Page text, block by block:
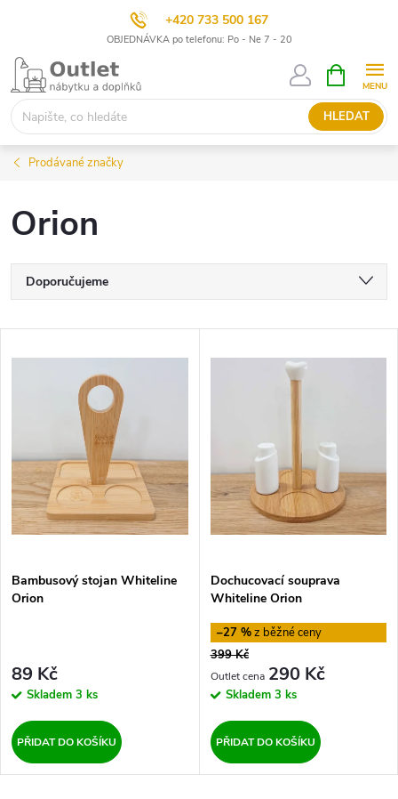
+420 733 500 167
OBJEDNÁVKA po telefonu: Po - Ne 7 - 20
Přejít
obsah
HLEDAT
NÁKUPNÍ
KOŠÍK
Prodávané značky
Orion
Ř
a
z
n
í
r
d
u
k
Doporučujeme
Nejprodávanější
V
i
s
p
r
o
d
u
Bambusový stojan Whiteline
Orion
89 Kč
Skladem 3 ks
PŘIDAT DO KOŠÍKU
Dochucovací souprava
Whiteline Orion
–27 %
399 Kč
290 Kč
Skladem 3 ks
PŘIDAT DO KOŠÍKU